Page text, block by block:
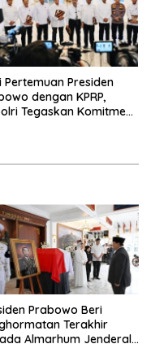
Pertemuan Presiden
dengan KPRP,
Tegaskan Komitmen
Prabowo Beri
Terakhir
Almarhum Jenderal